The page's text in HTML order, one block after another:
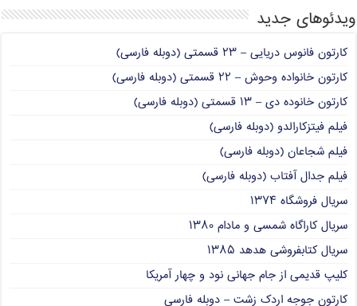
ویدئوهای جدید
کارتون فانوس دریایی – ۲۳ قسمتی (دوبله فارسی)
کارتون خانواده وحوش – ۲۲ قسمتی (دوبله فارسی)
کارتون خانوده دی – ۱۳ قسمتی (دوبله فارسی)
فیلم فیتزکارالدو (دوبله فارسی)
فیلم شجاعان (دوبله فارسی)
فیلم جدال آفتاب (دوبله فارسی)
سریال فروشگاه ۱۳۷۴
سریال کاراگاه شمسی و مادام ۱۳۸۰
سریال کتابفروشی هدهد ۱۳۸۵
کلیپ قدیمی از جام جهانی نود و چهار آمریکا
کارتون جوجه اردک زشت – دوبله فارسی